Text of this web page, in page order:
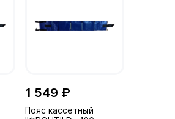
1 549 ₽
Пояс кассетный